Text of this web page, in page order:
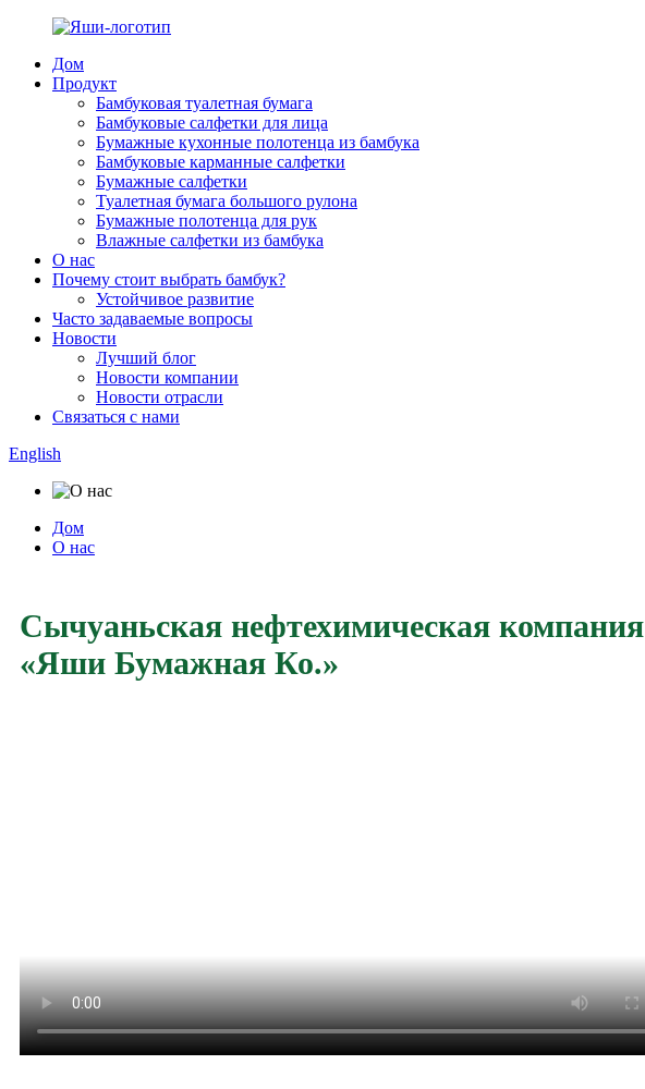
Дом
Продукт
Бамбуковая туалетная бумага
Бамбуковые салфетки для лица
Бумажные кухонные полотенца из бамбука
Бамбуковые карманные салфетки
Бумажные салфетки
Туалетная бумага большого рулона
Бумажные полотенца для рук
Влажные салфетки из бамбука
О нас
Почему стоит выбрать бамбук?
Устойчивое развитие
Часто задаваемые вопросы
Новости
Лучший блог
Новости компании
Новости отрасли
Связаться с нами
English
Дом
О нас
Сычуаньская нефтехимическая компания
«Яши Бумажная Ко.»